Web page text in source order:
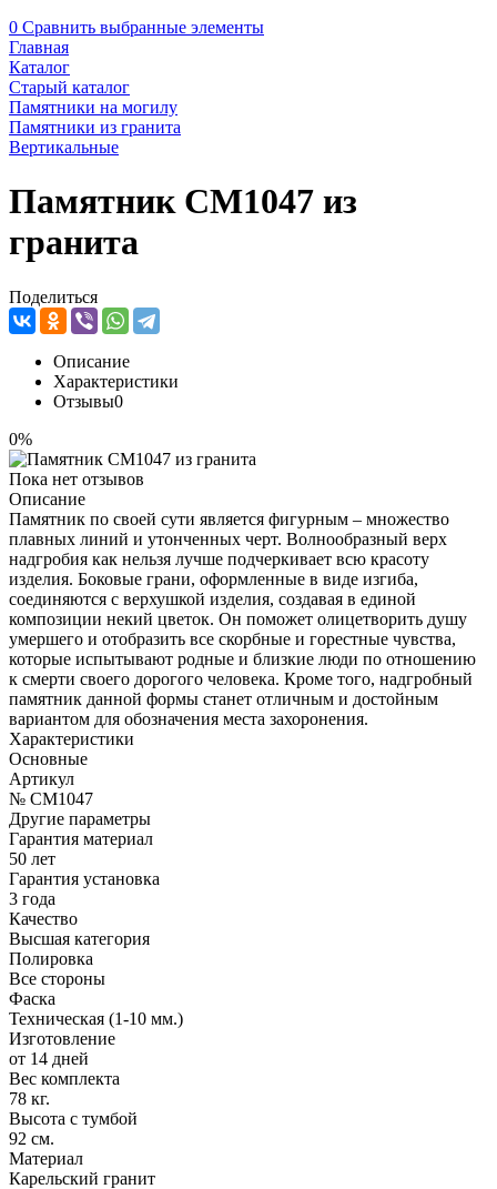
0 Сравнить выбранные элементы
Главная
Каталог
Старый каталог
Памятники на могилу
Памятники из гранита
Вертикальные
Памятник CM1047 из
гранита
Поделиться
Описание
Характеристики
Отзывы0
0%
Пока нет отзывов
Описание
Памятник по своей сути является фигурным – множество
плавных линий и утонченных черт. Волнообразный верх
надгробия как нельзя лучше подчеркивает всю красоту
изделия. Боковые грани, оформленные в виде изгиба,
соединяются с верхушкой изделия, создавая в единой
композиции некий цветок. Он поможет олицетворить душу
умершего и отобразить все скорбные и горестные чувства,
которые испытывают родные и близкие люди по отношению
к смерти своего дорогого человека. Кроме того, надгробный
памятник данной формы станет отличным и достойным
вариантом для обозначения места захоронения.
Характеристики
Основные
Артикул
№ CM1047
Другие параметры
Гарантия материал
50 лет
Гарантия установка
3 года
Качество
Высшая категория
Полировка
Все стороны
Фаска
Техническая (1-10 мм.)
Изготовление
от 14 дней
Вес комплекта
78 кг.
Высота с тумбой
92 см.
Материал
Карельский гранит